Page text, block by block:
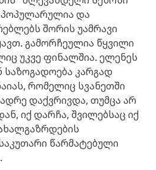
და
შორის უამრავი
გამორჩეულია წყვილი
უკვე ფინალშია. ელენეს
საზოგადოება კარგად
რომელიც სვანეთში
დაქვრივდა, თუმცა არ
იქ დარჩა, შვილებსაც იქ
წარმატებული